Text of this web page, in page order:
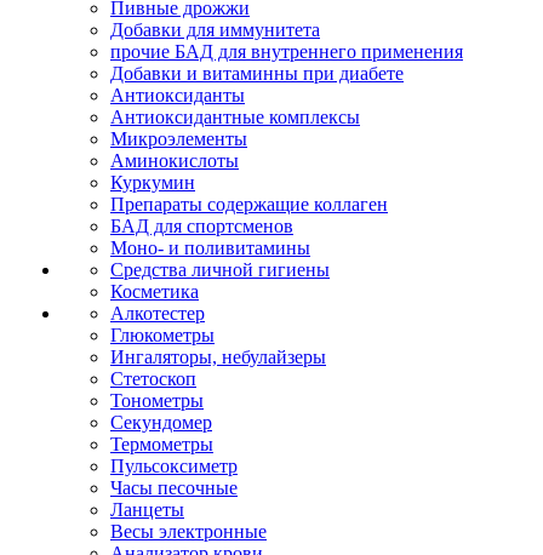
Пивные дрожжи
Добавки для иммунитета
прочие БАД для внутреннего применения
Добавки и витаминны при диабете
Антиоксиданты
Антиоксидантные комплексы
Микроэлементы
Аминокислоты
Куркумин
Препараты содержащие коллаген
БАД для спортсменов
Моно- и поливитамины
Средства личной гигиены
Косметика
Алкотестер
Глюкометры
Ингаляторы, небулайзеры
Стетоскоп
Тонометры
Секундомер
Термометры
Пульсоксиметр
Часы песочные
Ланцеты
Весы электронные